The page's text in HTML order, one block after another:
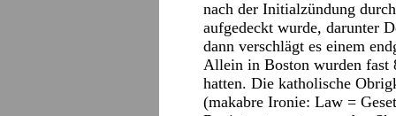
nach der Initialzündung
aufgedeckt wurde, darunter
dann verschlägt es einem
Allein in Boston wurden fast
hatten. Die katholische
(makabre Ironie: Law =